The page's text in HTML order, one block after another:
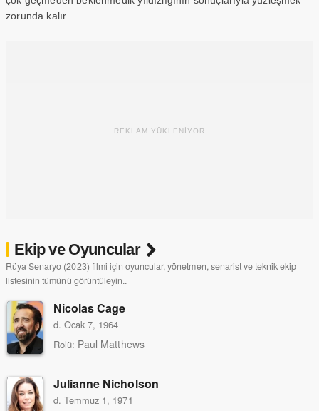
zorunda kalır.
REKLAM YÜKLENİYOR
Ekip ve Oyuncular
Rüya Senaryo (2023) filmi için oyuncular, yönetmen, senarist ve teknik ekip
listesinin tümünü görüntüleyin..
Nicolas Cage
d. Ocak 7, 1964
Rolü: Paul Matthews
Julianne Nicholson
d. Temmuz 1, 1971